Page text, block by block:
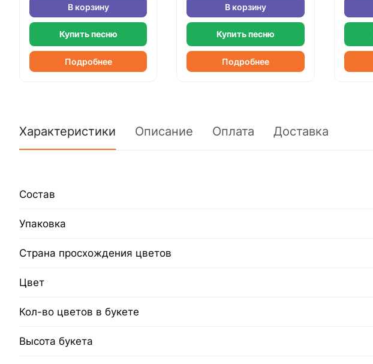
В корзину
Купить песню
Подробнее
В корзину
Купить песню
Подробнее
Характеристики Описание Оплата Доставка
Состав
Упаковка
Страна просхождения цветов
Цвет
Кол-во цветов в букете
Высота букета